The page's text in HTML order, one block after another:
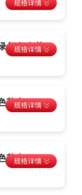
色/红色荧
荧光（Live
荧光（Live